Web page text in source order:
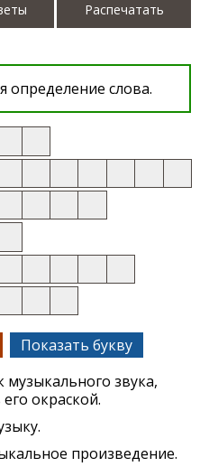
Распечатать
определение слова.
Показать букву
музыкального звука,
окраской.
произведение.